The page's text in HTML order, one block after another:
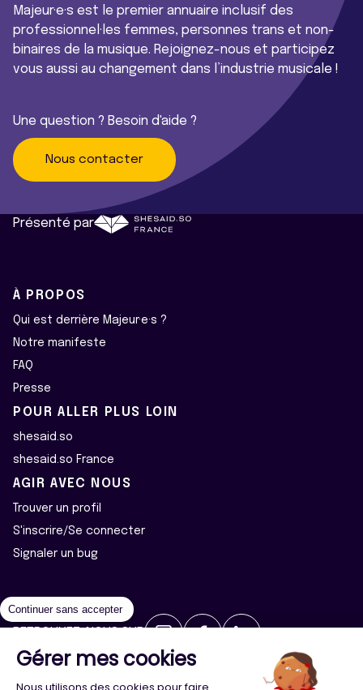
Majeur·e·s est le premier annuaire inclusif des
professionnel·les femmes, personnes trans et non-
binaires de la musique. Rejoignez-nous et participez
vous aussi au changement dans l’industrie musicale !
Une question ? Besoin d'aide ?
Nous contacter
Présenté par
À PROPOS
Qui est derrière Majeur·e·s ?
Notre manifeste
FAQ
Presse
POUR ALLER PLUS LOIN
shesaid.so
shesaid.so France
AGIR AVEC NOUS
Trouver un profil
S'inscrire/Se connecter
Signaler un bug
2026 ©Majeur·e·s - Tous droits réservés
Politique de confidentialité
Continuer sans accepter
Gérer mes cookies
Nous utilisons des cookies pour faire